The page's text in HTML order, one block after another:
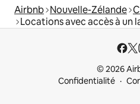
Airbnb Nouvelle-Zélande
Locations avec accès à un
© 2026
Confidentialité